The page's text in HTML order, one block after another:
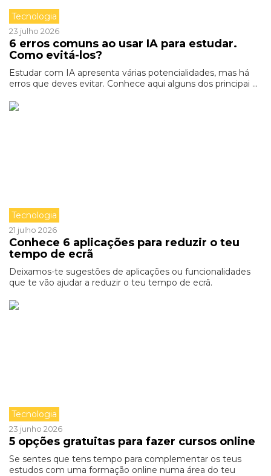
Tecnologia
23 julho 2026
6 erros comuns ao usar IA para estudar.
Como evitá-los?
Estudar com IA apresenta várias potencialidades, mas há
erros que deves evitar. Conhece aqui alguns dos principai ...
Tecnologia
21 julho 2026
Conhece 6 aplicações para reduzir o teu
tempo de ecrã
Deixamos-te sugestões de aplicações ou funcionalidades
que te vão ajudar a reduzir o teu tempo de ecrã.
Tecnologia
23 junho 2026
5 opções gratuitas para fazer cursos online
Se sentes que tens tempo para complementar os teus
estudos com uma formação online numa área do teu